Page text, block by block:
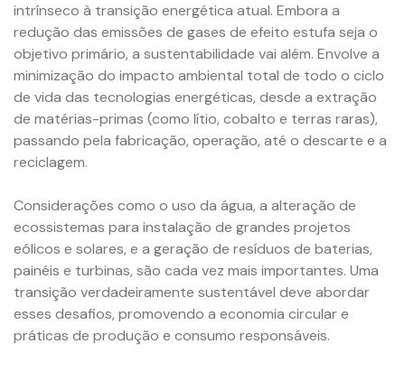
intrínseco à transição energética atual. Embora a
redução das emissões de gases de efeito estufa seja o
objetivo primário, a sustentabilidade vai além. Envolve a
minimização do impacto ambiental total de todo o ciclo
de vida das tecnologias energéticas, desde a extração
de matérias-primas (como lítio, cobalto e terras raras),
passando pela fabricação, operação, até o descarte e a
reciclagem.
Considerações como o uso da água, a alteração de
ecossistemas para instalação de grandes projetos
eólicos e solares, e a geração de resíduos de baterias,
painéis e turbinas, são cada vez mais importantes. Uma
transição verdadeiramente sustentável deve abordar
esses desafios, promovendo a economia circular e
práticas de produção e consumo responsáveis.